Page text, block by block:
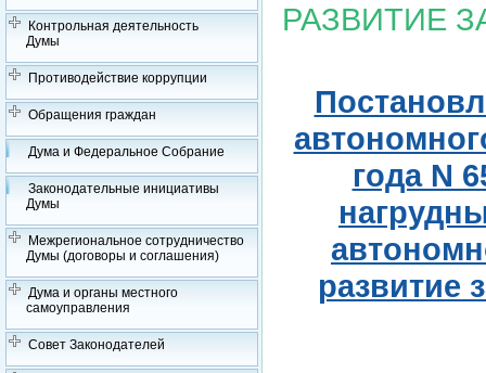
Контрольная деятельность
Думы
Противодействие коррупции
Обращения граждан
Дума и Федеральное Собрание
Законодательные инициативы
Думы
Межрегиональное сотрудничество
Думы (договоры и соглашения)
Дума и органы местного
самоуправления
Совет Законодателей
РАЗВИТИЕ
года N
развитие